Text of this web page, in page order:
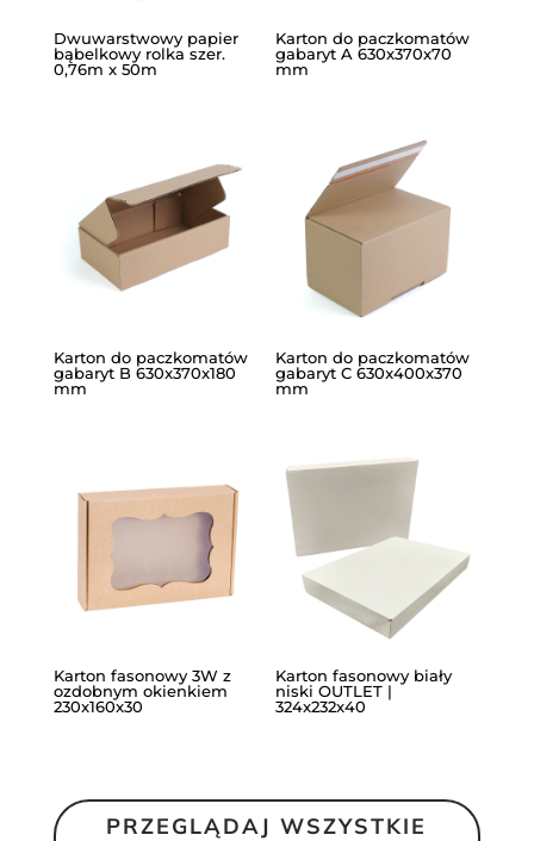
Dwuwarstwowy papier
bąbelkowy rolka szer.
0,76m x 50m
Karton do paczkomatów
gabaryt A 630x370x70
mm
Karton do paczkomatów
gabaryt B 630x370x180
mm
Karton do paczkomatów
gabaryt C 630x400x370
mm
Karton fasonowy 3W z
ozdobnym okienkiem
230x160x30
Karton fasonowy biały
niski OUTLET |
324x232x40
PRZEGLĄDAJ WSZYSTKIE